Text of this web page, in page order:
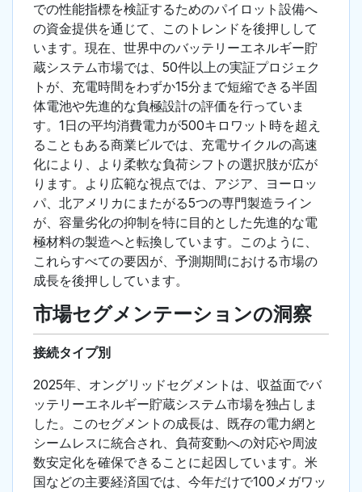
での性能指標を検証するためのパイロット設備へ
の資金提供を通じて、このトレンドを後押しして
います。現在、世界中のバッテリーエネルギー貯
蔵システム市場では、50件以上の実証プロジェク
トが、充電時間をわずか15分まで短縮できる半固
体電池や先進的な負極設計の評価を行っていま
す。1日の平均消費電力が500キロワット時を超え
ることもある商業ビルでは、充電サイクルの高速
化により、より柔軟な負荷シフトの選択肢が広が
ります。より広範な視点では、アジア、ヨーロッ
パ、北アメリカにまたがる5つの専門製造ライン
が、容量劣化の抑制を特に目的とした先進的な電
極材料の製造へと転換しています。このように、
これらすべての要因が、予測期間における市場の
成長を後押ししています。
市場セグメンテーションの洞察
接続タイプ別
2025年、オングリッドセグメントは、収益面でバ
ッテリーエネルギー貯蔵システム市場を独占しま
した。このセグメントの成長は、既存の電力網と
シームレスに統合され、負荷変動への対応や周波
数安定化を確保できることに起因しています。米
国などの主要経済国では、今年だけで100メガワッ